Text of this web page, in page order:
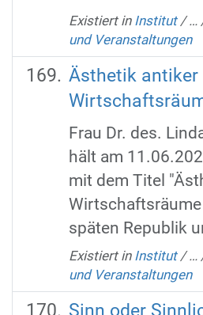
Existiert in Institut /…
und Veranstaltungen
Ästhetik antiker
Frau Dr. des.
hält am
mit dem Titel
späten Republik
Existiert in Institut /…
und Veranstaltungen
Sinn oder